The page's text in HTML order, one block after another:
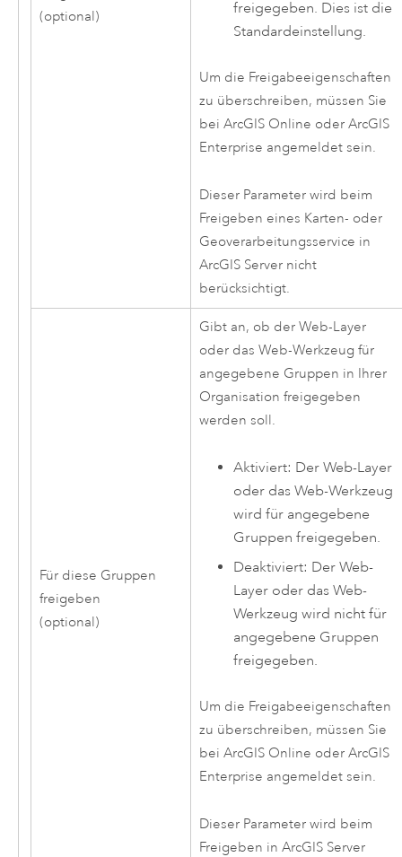
(optional)
freigegeben. Dies ist die
Standardeinstellung.
Um die Freigabeeigenschaften
zu überschreiben, müssen Sie
bei ArcGIS Online oder ArcGIS
Enterprise angemeldet sein.
Dieser Parameter wird beim
Freigeben eines Karten- oder
Geoverarbeitungsservice in
ArcGIS Servernicht
berücksichtigt.
Für diese Gruppen
freigeben
(optional)
Gibt an, ob der Web-Layer
oder das Web-Werkzeug für
angegebene Gruppen in Ihrer
Organisation freigegeben
werden soll.
Aktiviert: Der Web-Layer
oder das Web-Werkzeug
wird für angegebene
Gruppen freigegeben.
Deaktiviert: Der Web-
Layer oder das Web-
Werkzeug wird nicht für
angegebene Gruppen
freigegeben.
Um die Freigabeeigenschaften
zu überschreiben, müssen Sie
bei ArcGIS Online oder ArcGIS
Enterprise angemeldet sein.
Dieser Parameter wird beim
Freigeben in ArcGIS Server